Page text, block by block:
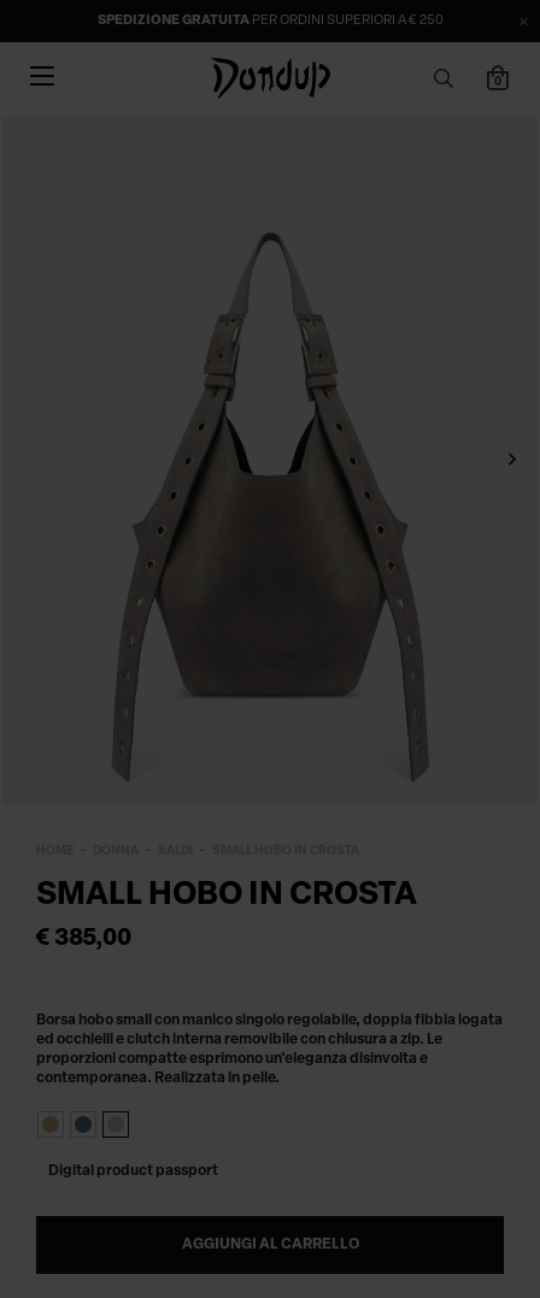
SPEDIZIONE GRATUITAPER ORDINI SUPERIORI A € 250
0
SMALL HOBO IN CROSTA
€ 385,00
Digital product passport
AGGIUNGI AL CARRELLO
Borsa hobo small con manico singolo regolabile, doppia fibbia logata
ed occhielli e clutch interna removibile con chiusura a zip. Le
proporzioni compatte esprimono un'eleganza disinvolta e
contemporanea. Realizzata in pelle.